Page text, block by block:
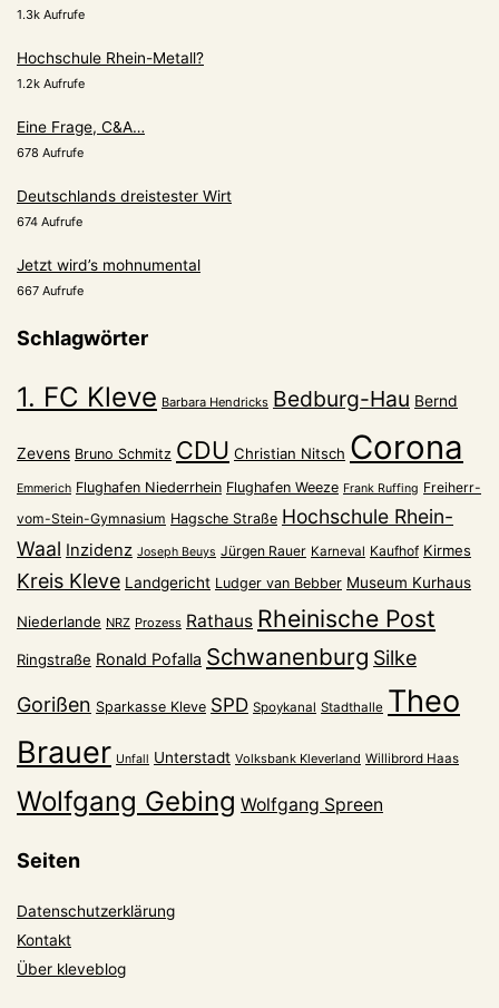
1.3k Aufrufe
Hochschule Rhein-Metall?
1.2k Aufrufe
Eine Frage, C&A…
678 Aufrufe
Deutschlands dreistester Wirt
674 Aufrufe
Jetzt wird’s mohnumental
667 Aufrufe
Schlagwörter
1. FC Kleve Barbara Hendricks Bedburg-Hau Bernd
Zevens Bruno Schmitz CDU Christian Nitsch Corona
Emmerich Flughafen Niederrhein Flughafen Weeze Frank Ruffing Freiherr-
vom-Stein-Gymnasium Hagsche Straße Hochschule Rhein-
Waal Inzidenz Joseph Beuys Jürgen Rauer Karneval Kaufhof Kirmes
Kreis Kleve Landgericht Ludger van Bebber Museum Kurhaus
Niederlande NRZ Prozess Rathaus Rheinische Post
Ringstraße Ronald Pofalla Schwanenburg Silke
Gorißen Sparkasse Kleve SPD Spoykanal Stadthalle Theo
Brauer Unfall Unterstadt Volksbank Kleverland Willibrord Haas
Wolfgang Gebing Wolfgang Spreen
Seiten
Datenschutzerklärung
Kontakt
Über kleveblog